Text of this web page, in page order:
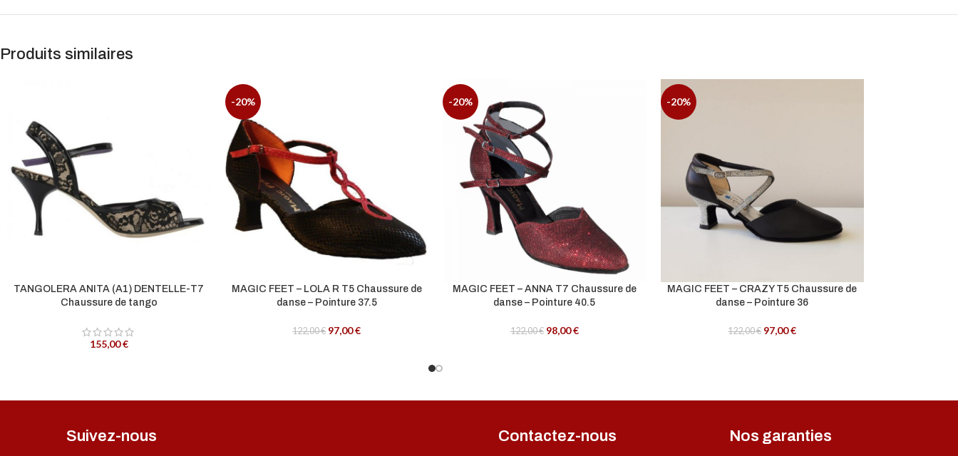
Produits similaires
TANGOLERA ANITA (A1) DENTELLE-T7
Chaussure de tango
155,00€
-20%
MAGIC FEET – LOLA R T5 Chaussure de
danse – Pointure 37.5
122,00€ 97,00€
-20%
MAGIC FEET – ANNA T7 Chaussure de
danse – Pointure 40.5
122,00€ 98,00€
-20%
MAGIC FEET – CRAZY T5 Chaussure de
danse – Pointure 36
122,00€ 97,00€
Suivez-nous Contactez-nous Nos garanties